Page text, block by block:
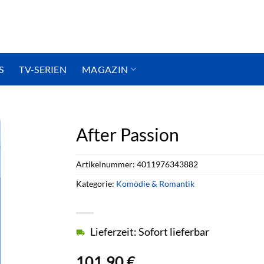
TV-SERIEN MAGAZIN
After Passion
Lieferzeit: Sofort lieferbar
Artikelnummer: 4011976343882
Kategorie: Komödie & Romantik